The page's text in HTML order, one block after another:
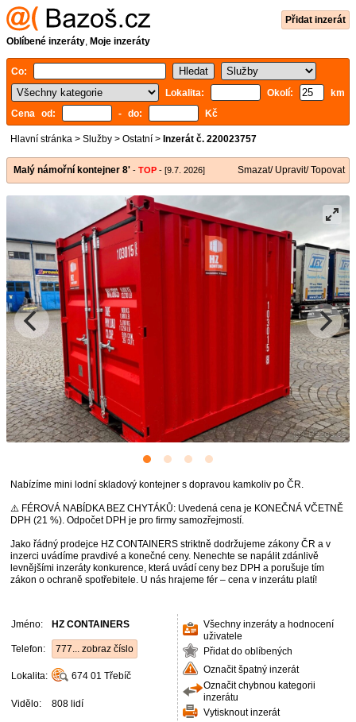
Přidat inzerát
Oblíbené inzeráty, Moje inzeráty
Co:
Lokalita:
Okolí:
km
Cena od:
- do: Kč
Hlavní stránka > Služby > Ostatní > Inzerát č. 220023757
Malý námořní kontejner 8' - TOP - [9.7. 2026] Smazat/ Upravit/ Topovat
Nabízíme mini lodní skladový kontejner s dopravou kamkoliv po ČR.
⚠️ FÉROVÁ NABÍDKA BEZ CHYTÁKŮ: Uvedená cena je KONEČNÁ VČETNĚ
DPH (21 %). Odpočet DPH je pro firmy samozřejmostí.
Jako řádný prodejce HZ CONTAINERS striktně dodržujeme zákony ČR a v
inzerci uvádíme pravdivé a konečné ceny. Nenechte se napálit zdánlivě
levnějšími inzeráty konkurence, která uvádí ceny bez DPH a porušuje tím
zákon o ochraně spotřebitele. U nás hrajeme fér – cena v inzerátu platí!
Jméno: HZ CONTAINERS
Telefon: 777... zobraz číslo
Lokalita: 674 01 Třebíč
Vidělo: 808 lidí
Všechny inzeráty a hodnocení
uživatele
Přidat do oblíbených
Označit špatný inzerát
Označit chybnou kategorii
inzerátu
Vytisknout inzerát